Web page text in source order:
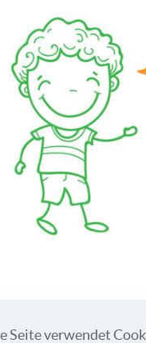
Seite verwendet